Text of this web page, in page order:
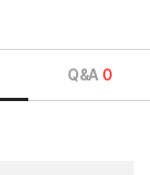
Q&A 0